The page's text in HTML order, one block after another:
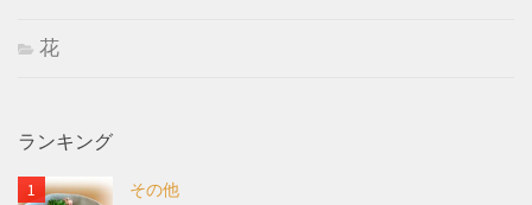
花
ランキング
その他